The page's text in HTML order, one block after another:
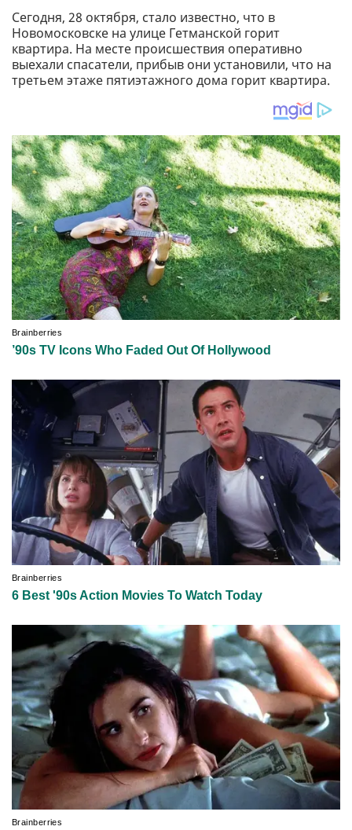
Сегодня, 28 октября, стало известно, что в
Новомосковске на улице Гетманской горит
квартира. На месте происшествия оперативно
выехали спасатели, прибыв они установили, что на
третьем этаже пятиэтажного дома горит квартира.